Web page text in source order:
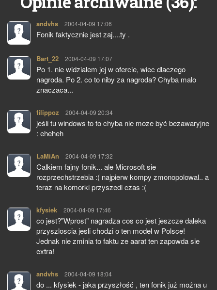
andvhs pisze:
2004-04-09 17:06
Fonik faktycznie jest zaj....ty .
Bart_22 pisze:
2004-04-09 17:07
Po 1. nie widzialem jej w ofercie, wiec dlaczego
nagroda. Po 2. co to niby za nagroda? Chyba malo
znaczaca...
filippoz pisze:
2004-04-09 20:34
jeśli tu windows to to chyba nie moze być bezawaryjne
: eheheh
LaMiAn pisze:
2004-04-09 17:32
Calkiem fajny fonik... ale Microsoft sie
rozprzechstrzebia :( najpierw kompy zmonopolowal.. a
teraz na komorki przyszedl czas :(
kfysiek pisze:
2004-04-09 17:46
co jest?"Wprost" nagradza cos co jest jeszcze daleka
przyszloscia jesli chodzi o ten model w Polsce!
Jednak nie zminia to faktu ze aarat ten zapowda sie
extra!
andvhs pisze:
2004-04-09 18:04
do ... kfysiek - jaka przyszłość , ten fonik już można u